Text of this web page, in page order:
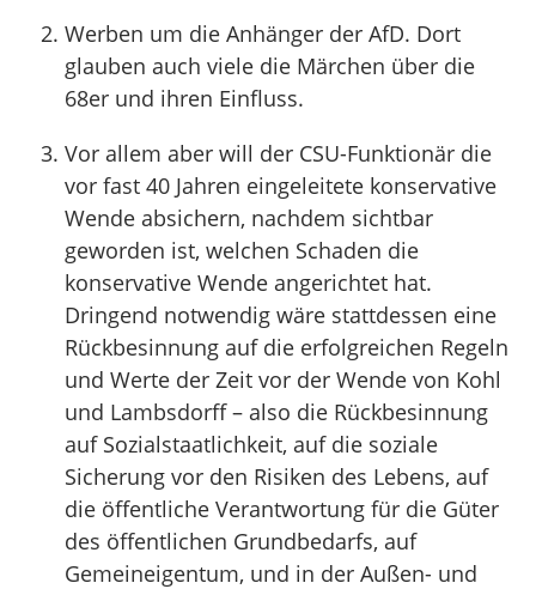
Werben um die Anhänger der AfD. Dort
glauben auch viele die Märchen über die
68er und ihren Einfluss.
Vor allem aber will der CSU-Funktionär die
vor fast 40 Jahren eingeleitete konservative
Wende absichern, nachdem sichtbar
geworden ist, welchen Schaden die
konservative Wende angerichtet hat.
Dringend notwendig wäre stattdessen eine
Rückbesinnung auf die erfolgreichen Regeln
und Werte der Zeit vor der Wende von Kohl
und Lambsdorff – also die Rückbesinnung
auf Sozialstaatlichkeit, auf die soziale
Sicherung vor den Risiken des Lebens, auf
die öffentliche Verantwortung für die Güter
des öffentlichen Grundbedarfs, auf
Gemeineigentum, und in der Außen- und